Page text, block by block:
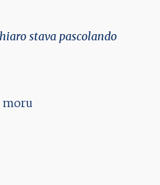
stava pascolando
moru